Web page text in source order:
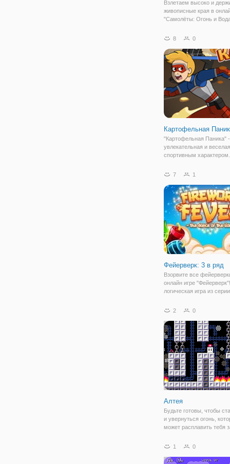
Взлетаем высоко и
живописные края в
"Самолёты: Огонь и
мультфильма
проведения свободного
взрослых и
8 0
Картофельная
"Картофельная Паника"
увлекательная и
спортивным
друзей, которые будут
тем, что вам предстоит
7 1
Фейерверк: 3 в ряд
Взорвите все
онлайн игре
логическая игра из
графике и с простой
между собой,
2 0
Алтея
Будьте готовы, чтобы
и увернуться огонь,
может расплавить тебя
кнопки для перемещения
другие бонусы. Высоко
1 0